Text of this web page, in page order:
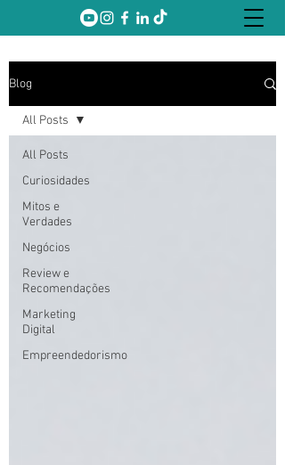
Blog
All Posts
Curiosidades
Mitos e
Verdades
Negócios
Review e
Recomendações
Marketing
Digital
Empreendedorismo
All Posts